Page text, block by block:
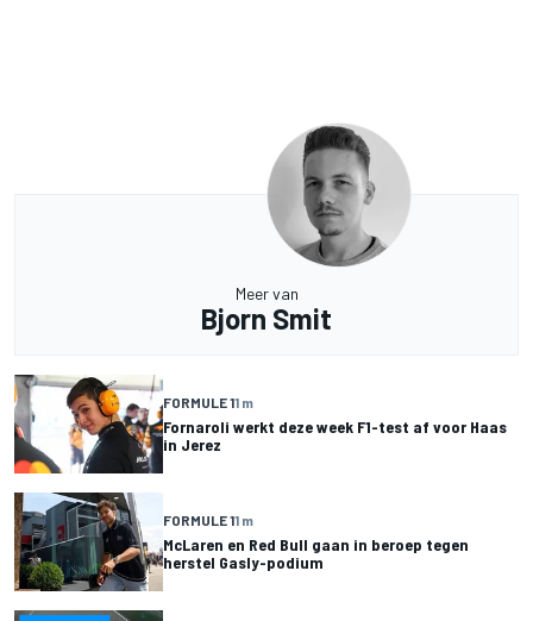
Meer van
Bjorn Smit
FORMULE 11 m
Fornaroli werkt deze week F1-test af voor Haas
in Jerez
FORMULE 11 m
McLaren en Red Bull gaan in beroep tegen
herstel Gasly-podium